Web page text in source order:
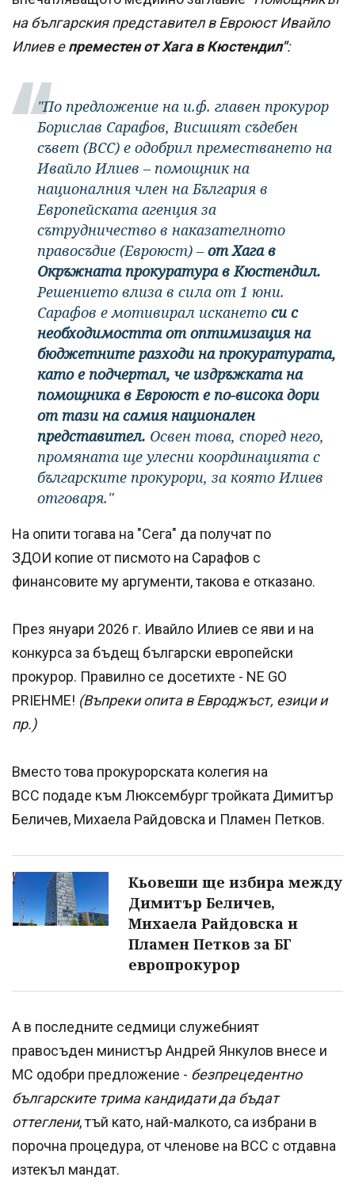
на българския представител в Евроюст Ивайло
Илиев епреместен от Хага в Кюстендил":
"По предложение на и.ф. главен прокурор
Борислав Сарафов, Висшият съдебен
съвет (ВСС) е одобрил преместването на
Ивайло Илиев – помощник на
националния член на България в
Европейската агенция за
сътрудничество в наказателното
правосъдие (Евроюст) – от Хага в
Окръжната прокуратура в Кюстендил.
Решението влиза в сила от 1 юни.
Сарафов е мотивирал искането си с
необходимостта от оптимизация на
бюджетните разходи на прокуратурата,
като е подчертал, че издръжката на
помощника в Евроюст е по-висока дори
от тази на самия национален
представител. Освен това, според него,
промяната ще улесни координацията с
българските прокурори, за която Илиев
отговаря."
На опити тогава на "Сега" да получат по
ЗДОИ копие от писмото на Сарафов с
финансовите му аргументи, такова е отказано.
През януари 2026 г. Ивайло Илиев се яви и на
конкурса за бъдещ български европейски
прокурор. Правилно се досетихте - NE GO
PRIEHME! (Въпреки опита в Евроджъст, езици и
пр.)
Вместо това прокурорската колегия на
ВСС подаде към Люксембург тройката Димитър
Беличев, Михаела Райдовска и Пламен Петков.
Кьовеши ще избира между
Димитър Беличев,
Михаела Райдовска и
Пламен Петков за БГ
европрокурор
А в последните седмици служебният
правосъден министър Андрей Янкулов внесе и
МС одобри предложение - безпрецедентно
българските трима кандидати да бъдат
оттеглени, тъй като, най-малкото, са избрани в
порочна процедура, от членове на ВСС с отдавна
изтекъл мандат.